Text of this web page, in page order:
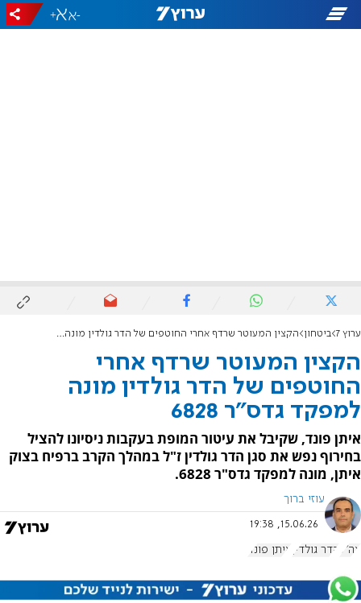
-
+
ערוץ 7 ביטחון הקצין המעוטר שרדף אחרי החוטפים של הדר גולדין מונה למפקד גדס"ר 6828
הקצין המעוטר שרדף אחרי
החוטפים של הדר גולדין מונה
למפקד גדס"ר 6828
איתן פונד, שקיבל את עיטור המופת בעקבות ניסיונו להציל
בחירוף נפש את סגן הדר גולדין ז"ל במהלך הקרב ברפיח בצוק
איתן, מונה למפקד גדס"ר 6828.
עוזי ברוך
15.06.26, 19:38
צה"ל הדר גולדין איתן פונד